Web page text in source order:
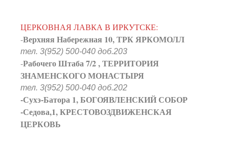
ЦЕРКОВНАЯ ЛАВКА В ИРКУТСКЕ:
-Верхняя Набережная 10, ТРК ЯРКОМОЛЛ
тел. 3(952) 500-040 доб.203
-Рабочего Штаба 7/2 , ТЕРРИТОРИЯ
ЗНАМЕНСКОГО МОНАСТЫРЯ
тел. 3(952) 500-040 доб.202
-Сухэ-Батора 1, БОГОЯВЛЕНСКИЙ СОБОР
-Седова,1, КРЕСТОВОЗДВИЖЕНСКАЯ
ЦЕРКОВЬ